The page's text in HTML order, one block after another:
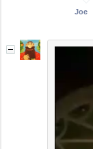
Joe